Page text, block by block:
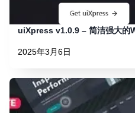
uiXpress v1.0.9 – 简洁强大的
2025年3月6日